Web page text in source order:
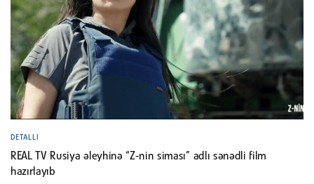
DETALLI
REAL TV Rusiya əleyhinə “Z-nin siması” adlı sənədli film
hazırlayıb